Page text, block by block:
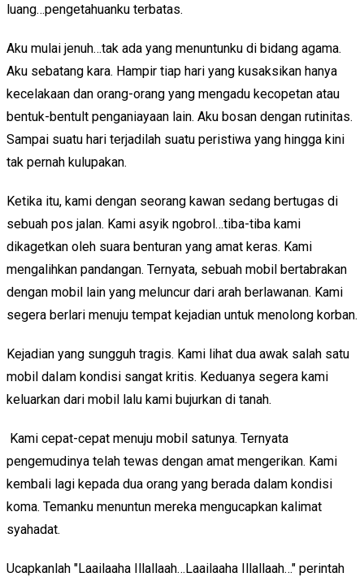
luang…pengetahuanku terbatas.
Aku mulai jenuh…tak ada yang menuntunku di bidang agama.
Aku sebatang kara. Hampir tiap hari yang kusaksikan hanya
kecelakaan dan orang-orang yang mengadu kecopetan atau
bentuk-bentult penganiayaan lain. Aku bosan dengan rutinitas.
Sampai suatu hari terjadilah suatu peristiwa yang hingga kini
tak pernah kulupakan.
Ketika itu, kami dengan seorang kawan sedang bertugas di
sebuah pos jalan. Kami asyik ngobrol…tiba-tiba kami
dikagetkan oleh suara benturan yang amat keras. Kami
mengalihkan pandangan. Ternyata, sebuah mobil bertabrakan
dengan mobil lain yang meluncur dari arah berlawanan. Kami
segera berlari menuju tempat kejadian untuk menolong korban.
Kejadian yang sungguh tragis. Kami lihat dua awak salah satu
mobil daIam kondisi sangat kritis. Keduanya segera kami
keluarkan dari mobil lalu kami bujurkan di tanah.
Kami cepat-cepat menuju mobil satunya. Ternyata
pengemudinya telah tewas dengan amat mengerikan. Kami
kembali lagi kepada dua orang yang berada dalam kondisi
koma. Temanku menuntun mereka mengucapkan kalimat
syahadat.
Ucapkanlah "Laailaaha Illallaah…Laailaaha Illallaah…" perintah